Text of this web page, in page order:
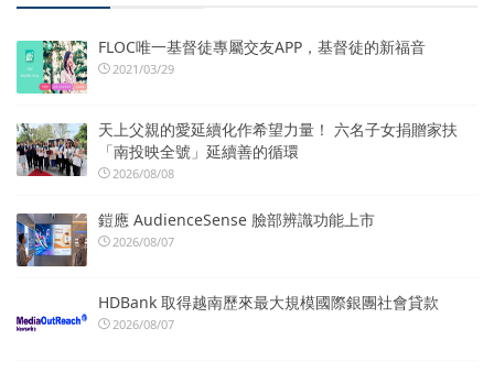
FLOC唯一基督徒專屬交友APP，基督徒的新福音
2021/03/29
天上父親的愛延續化作希望力量！ 六名子女捐贈家扶
「南投映全號」延續善的循環
2026/08/08
鎧應 AudienceSense 臉部辨識功能上市
2026/08/07
HDBank 取得越南歷來最大規模國際銀團社會貸款
2026/08/07